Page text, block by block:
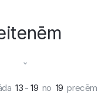
13 - 19 no 19 precēm